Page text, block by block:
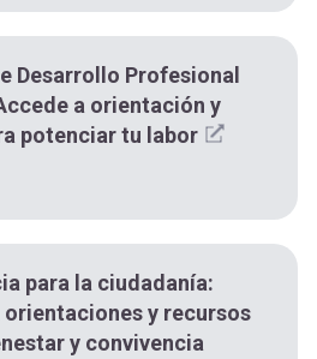
Desarrollo Profesional
a orientación y
potenciar tu labor
para la ciudadanía:
orientaciones y recursos
y convivencia